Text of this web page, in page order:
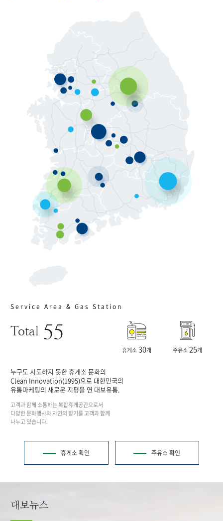
Service Area & Gas Station
Total 55
휴게소30개 주유소25개
누구도 시도하지 못한 휴게소 문화의
Clean Innovation(1995)으로 대한민국의
유통마케팅의 새로운 지평을 연 대보유통.
고객과 함께 소통하는 복합휴게공간으로서
다양한 문화행사와 자연의 향기를 고객과 함께
나누고 있습니다.
휴게소 확인 주유소 확인
대보뉴스